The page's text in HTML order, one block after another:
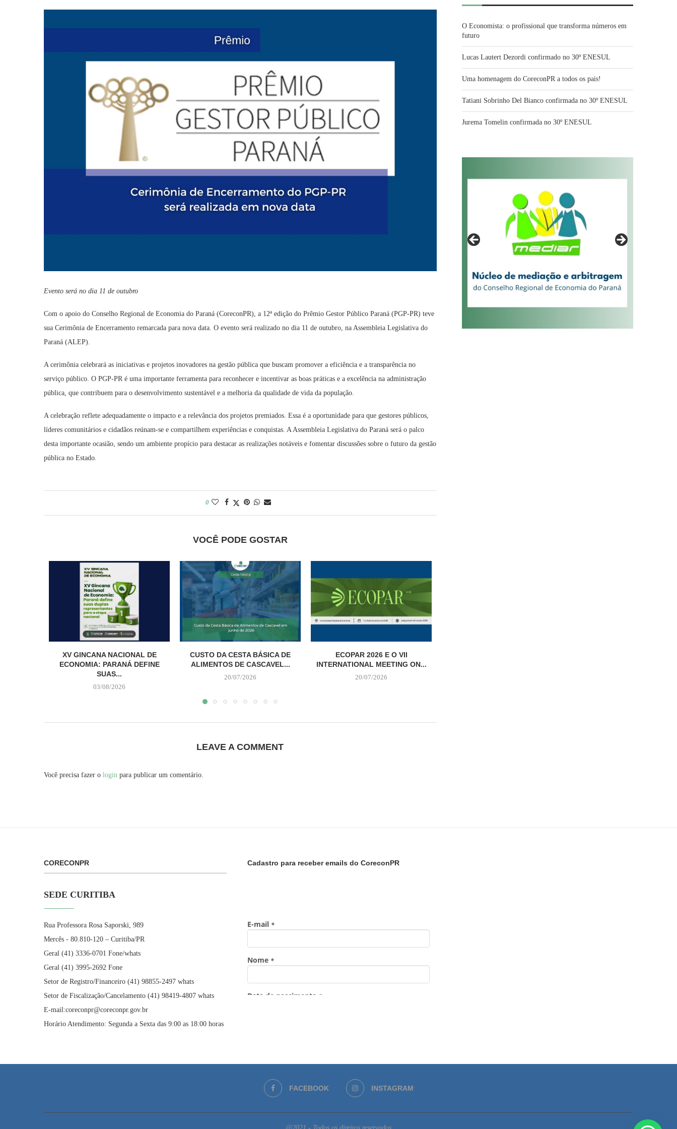
Evento será no dia 11 de outubro
Com o apoio do Conselho Regional de Economia do Paraná (CoreconPR), a 12ª edição do Prêmio Gestor Público Paraná (PGP-PR) teve
sua Cerimônia de Encerramento remarcada para nova data. O evento será realizado no dia 11 de outubro, na Assembleia Legislativa do
Paraná (ALEP).
A cerimônia celebrará as iniciativas e projetos inovadores na gestão pública que buscam promover a eficiência e a transparência no
serviço público. O PGP-PR é uma importante ferramenta para reconhecer e incentivar as boas práticas e a excelência na administração
pública, que contribuem para o desenvolvimento sustentável e a melhoria da qualidade de vida da população.
A celebração reflete adequadamente o impacto e a relevância dos projetos premiados. Essa é a oportunidade para que gestores públicos,
líderes comunitários e cidadãos reúnam-se e compartilhem experiências e conquistas. A Assembleia Legislativa do Paraná será o palco
desta importante ocasião, sendo um ambiente propício para destacar as realizações notáveis e fomentar discussões sobre o futuro da gestão
pública no Estado.
0
VOCÊ PODE GOSTAR
XV GINCANA NACIONAL DE
ECONOMIA: PARANÁ DEFINE
SUAS...
03/08/2026
CUSTO DA CESTA BÁSICA DE
ALIMENTOS DE CASCAVEL...
20/07/2026
ECOPAR 2026 E O VII
INTERNATIONAL MEETING ON...
20/07/2026
LEAVE A COMMENT
Você precisa fazer o login para publicar um comentário.
O Economista: o profissional que transforma números em
futuro
Lucas Lautert Dezordi confirmado no 30º ENESUL
Uma homenagem do CoreconPR a todos os pais!
Tatiani Sobrinho Del Bianco confirmada no 30º ENESUL
Jurema Tomelin confirmada no 30º ENESUL
CORECONPR
SEDE CURITIBA
Rua Professora Rosa Saporski, 989
Mercês - 80.810-120 – Curitiba/PR
Geral (41) 3336-0701 Fone/whats
Geral (41) 3995-2692 Fone
Setor de Registro/Financeiro (41) 98855-2497 whats
Setor de Fiscalização/Cancelamento (41) 98419-4807 whats
E-mail:coreconpr@coreconpr.gov.br
Horário Atendimento: Segunda a Sexta das 9:00 as 18:00 horas
Cadastro para receber emails do CoreconPR
FACEBOOK INSTAGRAM